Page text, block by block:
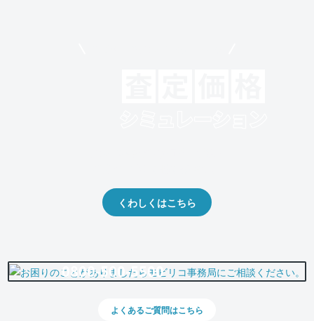
くわしくはこちら
0800-500-5500
よくあるご質問はこちら